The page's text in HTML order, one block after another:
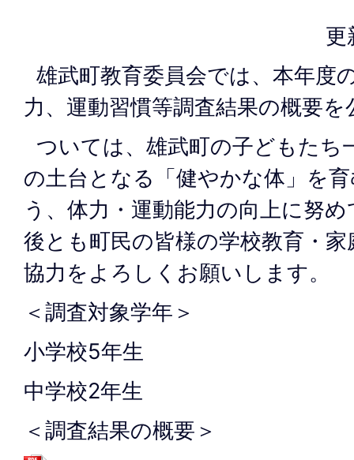
更
雄武町教育委員会では、本年度
力、運動習慣等調査結果の概要
ついては、雄武町の子どもたち
の土台となる「健やかな体」を
う、体力・運動能力の向上に努
後とも町民の皆様の学校教育・
協力をよろしくお願いします。
＜調査対象学年＞
小学校5年生
中学校2年生
＜調査結果の概要＞